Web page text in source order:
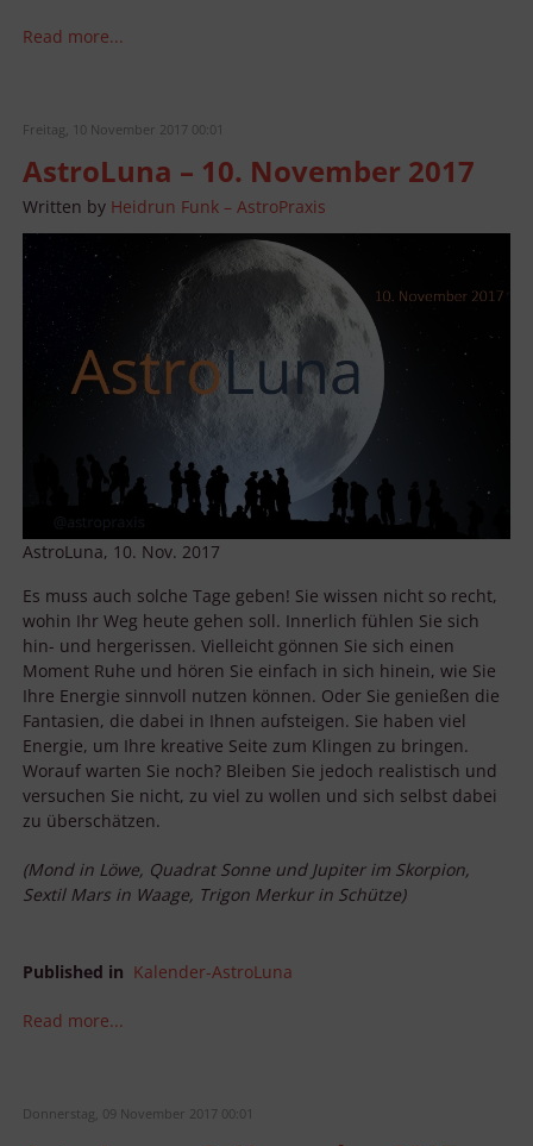
Read more...
Freitag, 10 November 2017 00:01
AstroLuna – 10. November 2017
Written by Heidrun Funk – AstroPraxis
AstroLuna, 10. Nov. 2017
Es muss auch solche Tage geben! Sie wissen nicht so recht,
wohin Ihr Weg heute gehen soll. Innerlich fühlen Sie sich
hin- und hergerissen. Vielleicht gönnen Sie sich einen
Moment Ruhe und hören Sie einfach in sich hinein, wie Sie
Ihre Energie sinnvoll nutzen können. Oder Sie genießen die
Fantasien, die dabei in Ihnen aufsteigen. Sie haben viel
Energie, um Ihre kreative Seite zum Klingen zu bringen.
Worauf warten Sie noch? Bleiben Sie jedoch realistisch und
versuchen Sie nicht, zu viel zu wollen und sich selbst dabei
zu überschätzen.
(Mond in Löwe, Quadrat Sonne und Jupiter im Skorpion,
Sextil Mars in Waage, Trigon Merkur in Schütze)
Published in Kalender-AstroLuna
Read more...
Donnerstag, 09 November 2017 00:01